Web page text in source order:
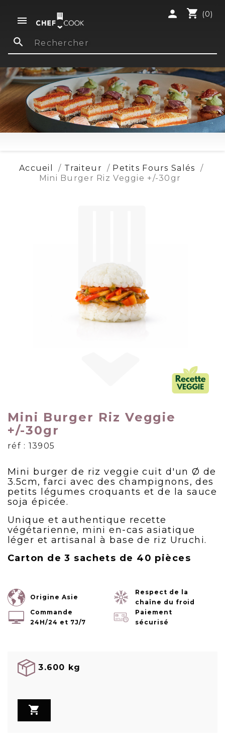

shopping_cart (0)
person
search
Accueil Traiteur
Petits Fours Salés
Mini Burger Riz Veggie +/-30gr
Mini Burger Riz Veggie
+/-30gr
réf : 13905
Mini burger de riz veggie cuit d'un Ø de
3.5cm, farci avec des champignons, des
petits légumes croquants et de la sauce
soja épicée.
Unique et authentique recette
végétarienne, mini en-cas asiatique
léger et artisanal à base de riz Uruchi.
Carton de 3 sachets de 40 pièces
Origine Asie
Respect de la
chaîne du froid
Commande
24H/24 et 7J/7
Paiement
sécurisé
3.600 kg
